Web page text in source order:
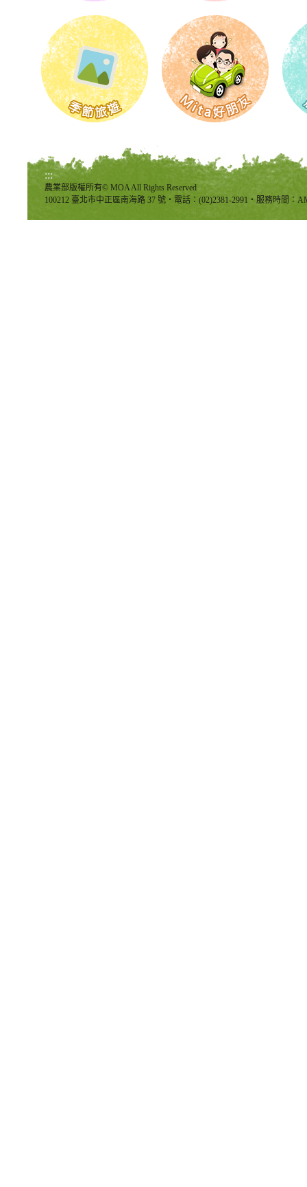
:::
農業部版權所有© MOA All Rights Reserved
100212 臺北市中正區南海路 37 號‧電話：(02)2381-2991‧服務時間：